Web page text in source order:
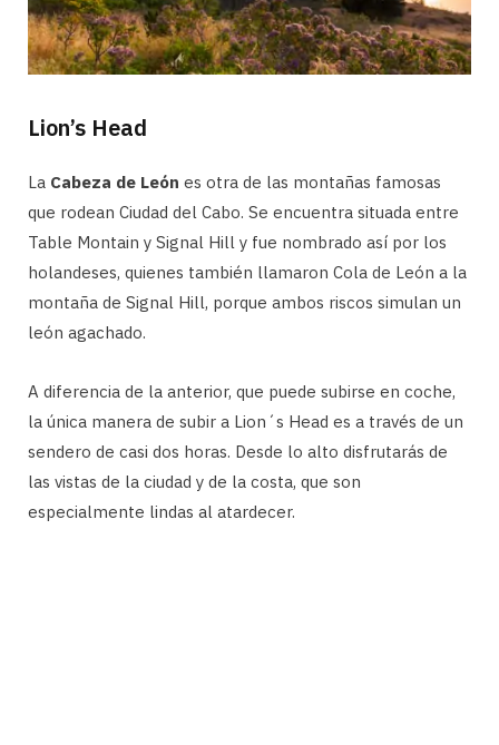
Lion’s Head
La Cabeza de León es otra de las montañas famosas
que rodean Ciudad del Cabo. Se encuentra situada entre
Table Montain y Signal Hill y fue nombrado así por los
holandeses, quienes también llamaron Cola de León a la
montaña de Signal Hill, porque ambos riscos simulan un
león agachado.
A diferencia de la anterior, que puede subirse en coche,
la única manera de subir a Lion´s Head es a través de un
sendero de casi dos horas. Desde lo alto disfrutarás de
las vistas de la ciudad y de la costa, que son
especialmente lindas al atardecer.